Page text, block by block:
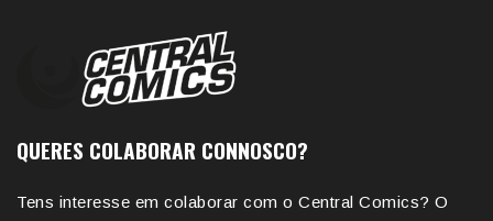
QUERES COLABORAR CONNOSCO?
Tens interesse em colaborar com o Central Comics? O